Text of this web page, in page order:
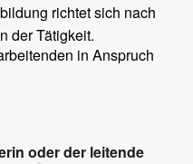
richtet sich nach
der Tätigkeit.
in Anspruch
oder der leitende